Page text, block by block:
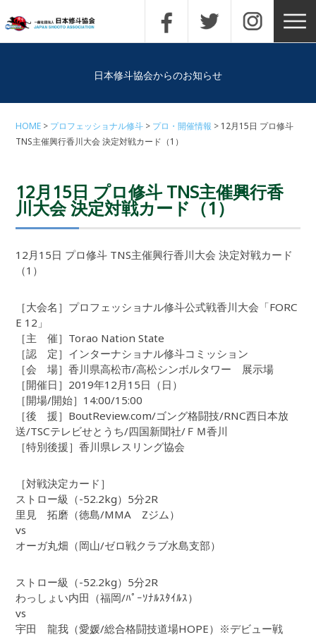
日本修斗協会からのお知らせ
HOME プロフェッショナル修斗 プロ・開催情報
12月15日 プロ修斗
TNS主催興行香川大会 決定対戦カード（1）
12月15日 プロ修斗 TNS主催興行香
川大会 決定対戦カード（1）
12月15日 プロ修斗 TNS主催興行香川大会 決定対戦カード
（1）
［大会名］プロフェッショナル修斗公式戦香川大会「FORC
E 12」
［主 催］Torao Nation State
［認 定］インターナショナル修斗コミッション
［会 場］香川県高松市/高松シンボルタワー 展示場
［開催日］2019年12月15日（日）
［開場/開始］14:00/15:00
［後 援］BoutReview.com/ゴング格闘技/RNC西日本放
送/TSCテレビせとうち/四国新聞社/ＦＭ香川
［特別後援］香川県レスリング協会
［対戦決定カード］
ストロー級（-52.2kg）5分2R
里見 拓磨（徳島/MMA Zジム）
vs
オーガ丸畑（岡山/ゼロ戦クラブ水島支部）
ストロー級（-52.2kg）5分2R
わっしょい内田（福岡/ﾊﾟｰｿﾅﾙｽﾀｲﾙｽ）
vs
宇田 龍我（愛媛/総合格闘技道場HOPE）※デビュー戦